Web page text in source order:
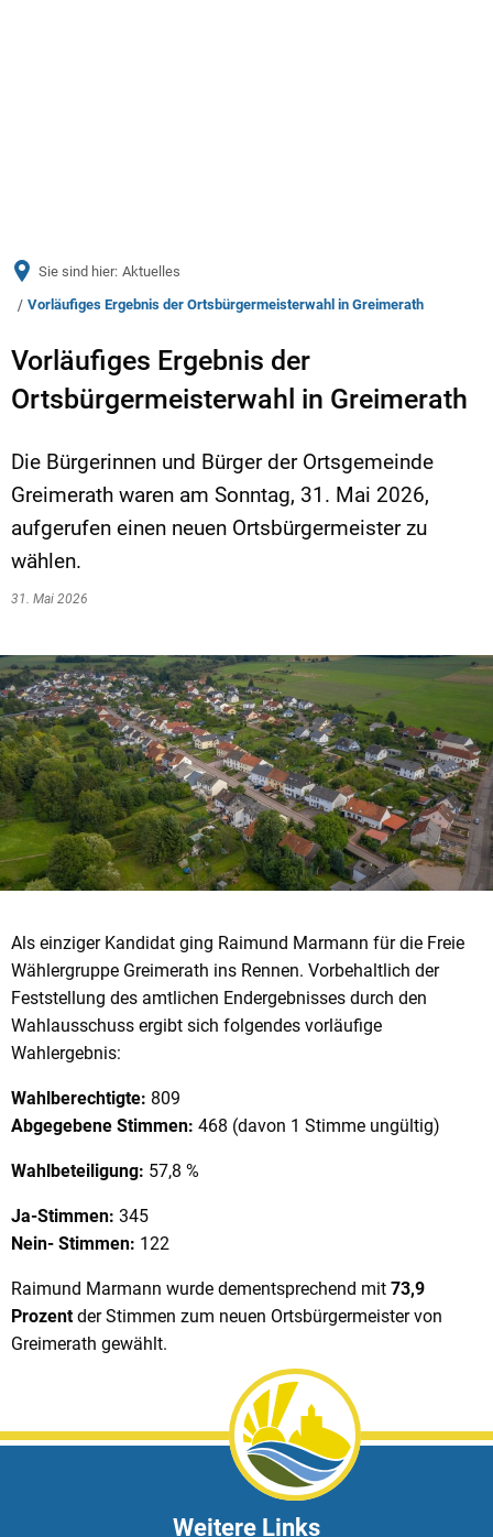
Sie sind hier: Aktuelles
Vorläufiges Ergebnis der Ortsbürgermeisterwahl in Greimerath
Vorläufiges Ergebnis der
Ortsbürgermeisterwahl in Greimerath
Die Bürgerinnen und Bürger der Ortsgemeinde
Greimerath waren am Sonntag, 31. Mai 2026,
aufgerufen einen neuen Ortsbürgermeister zu
wählen.
31. Mai 2026
Als einziger Kandidat ging Raimund Marmann für die Freie
Wählergruppe Greimerath ins Rennen. Vorbehaltlich der
Feststellung des amtlichen Endergebnisses durch den
Wahlausschuss ergibt sich folgendes vorläufige
Wahlergebnis:
Wahlberechtigte: 809
Abgegebene Stimmen: 468 (davon 1 Stimme ungültig)
Wahlbeteiligung: 57,8 %
Ja-Stimmen: 345
Nein- Stimmen: 122
Raimund Marmann wurde dementsprechend mit 73,9
Prozentder Stimmen zum neuen Ortsbürgermeister von
Greimerath gewählt.
Weitere Links